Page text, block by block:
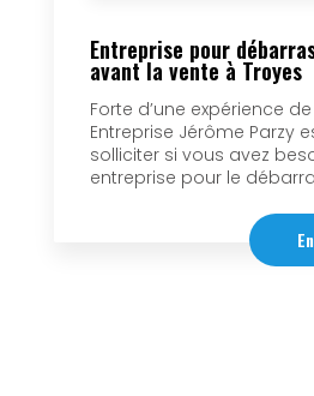
Entreprise pour
avant la vente à Troyes
Forte d’une expérience
Entreprise Jérôme Parzy
solliciter si vous avez
entreprise pour le